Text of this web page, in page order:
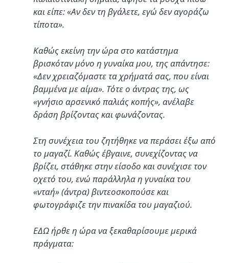
και είπε: «Αν δεν τη βγάλετε, εγώ δεν αγοράζω
τίποτα».
Καθώς εκείνη την ώρα στο κατάστημα
βρισκόταν μόνο η γυναίκα μου, της απάντησε:
«Δεν χρειαζόμαστε τα χρήματά σας, που είναι
βαμμένα με αίμα». Τότε ο άντρας της, ως
«γνήσιο αρσενικό παλιάς κοπής», ανέλαβε
δράση βρίζοντας και φωνάζοντας.
Στη συνέχεια του ζητήθηκε να περάσει έξω από
το μαγαζί. Καθώς έβγαινε, συνεχίζοντας να
βρίζει, στάθηκε στην είσοδο και συνέχισε τον
οχετό του, ενώ παράλληλα η γυναίκα του
«νταή» (άντρα) βιντεοσκοπούσε και
φωτογράφιζε την πινακίδα του μαγαζιού.
ΕΔΩ ήρθε η ώρα να ξεκαθαρίσουμε μερικά
πράγματα: